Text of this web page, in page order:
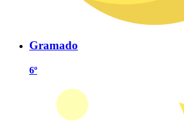
Gramado
6º